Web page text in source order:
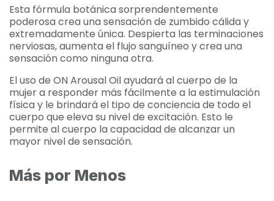
Esta fórmula botánica sorprendentemente
poderosa crea una sensación de zumbido cálida y
extremadamente única. Despierta las terminaciones
nerviosas, aumenta el flujo sanguíneo y crea una
sensación como ninguna otra.
El uso de ON Arousal Oil ayudará al cuerpo de la
mujer a responder más fácilmente a la estimulación
física y le brindará el tipo de conciencia de todo el
cuerpo que eleva su nivel de excitación. Esto le
permite al cuerpo la capacidad de alcanzar un
mayor nivel de sensación.
Más por Menos